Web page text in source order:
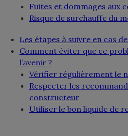
Fuites et dommages aux
Risque de surchauffe du
Les étapes à suivre en cas
Comment éviter que ce
l’avenir ?
Vérifier régulièrement le
Respecter les
constructeur
Utiliser le bon liquide de